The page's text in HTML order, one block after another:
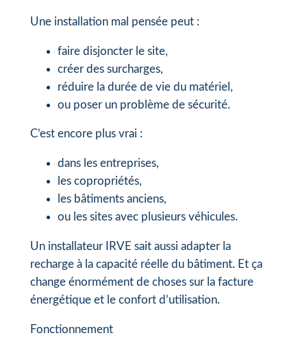
Une installation mal pensée peut :
faire disjoncter le site,
créer des surcharges,
réduire la durée de vie du matériel,
ou poser un problème de sécurité.
C’est encore plus vrai :
dans les entreprises,
les copropriétés,
les bâtiments anciens,
ou les sites avec plusieurs véhicules.
Un installateur IRVE sait aussi adapter la
recharge à la capacité réelle du bâtiment. Et ça
change énormément de choses sur la facture
énergétique et le confort d’utilisation.
Fonctionnement